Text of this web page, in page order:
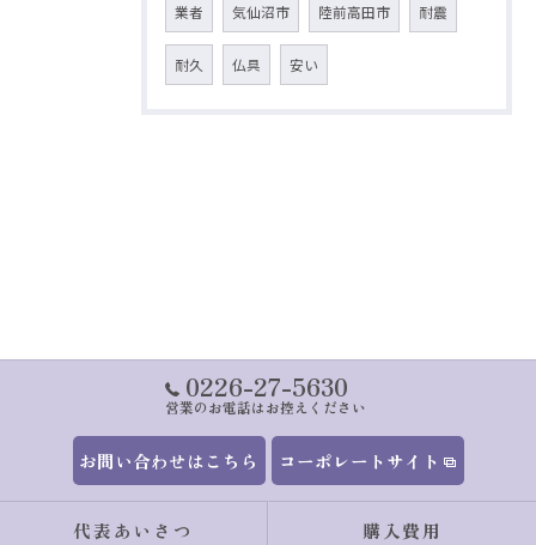
業者 気仙沼市 陸前高田市 耐震
耐久 仏具 安い
0226-27-5630
営業のお電話はお控えください
お問い合わせはこちら コーポレートサイト
代表あいさつ 購入費用